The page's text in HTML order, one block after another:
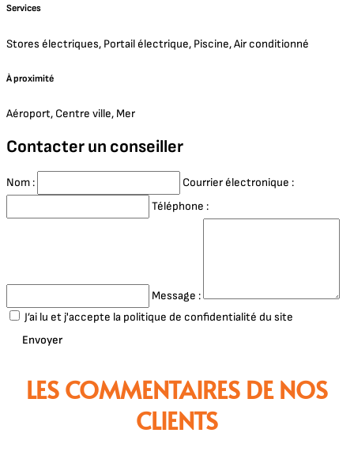
Services
Stores électriques, Portail électrique, Piscine, Air conditionné
À proximité
Aéroport, Centre ville, Mer
Contacter un conseiller
Nom :
Courrier électronique :
Téléphone :
Message :
J’ai lu et j'accepte la politique de confidentialité du site
Envoyer
LES COMMENTAIRES DE NOS
CLIENTS